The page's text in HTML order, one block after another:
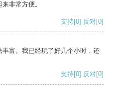
非常方便。
支持[0] 反对[0]
富。我已经玩了好几个小时，还
支持[0] 反对[0]